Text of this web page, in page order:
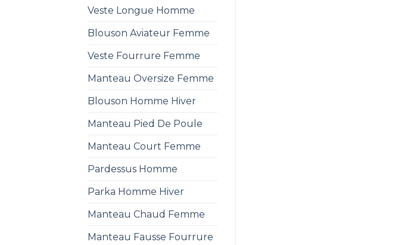
Veste Longue Homme
Blouson Aviateur Femme
Veste Fourrure Femme
Manteau Oversize Femme
Blouson Homme Hiver
Manteau Pied De Poule
Manteau Court Femme
Pardessus Homme
Parka Homme Hiver
Manteau Chaud Femme
Manteau Fausse Fourrure